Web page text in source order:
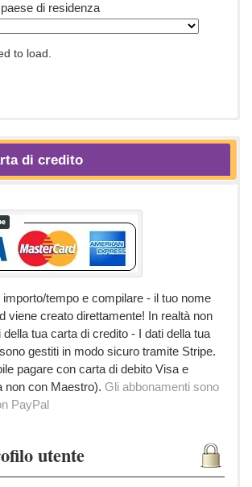
di residenza
to load.
di credito
tempo e compilare - il tuo nome
viene creato direttamente! In realtà non
tua carta di credito - I dati della tua
gestiti in modo sicuro tramite Stripe.
pagare con carta di debito Visa e
non con Maestro). Gli abbonamenti sono
PayPal
utente